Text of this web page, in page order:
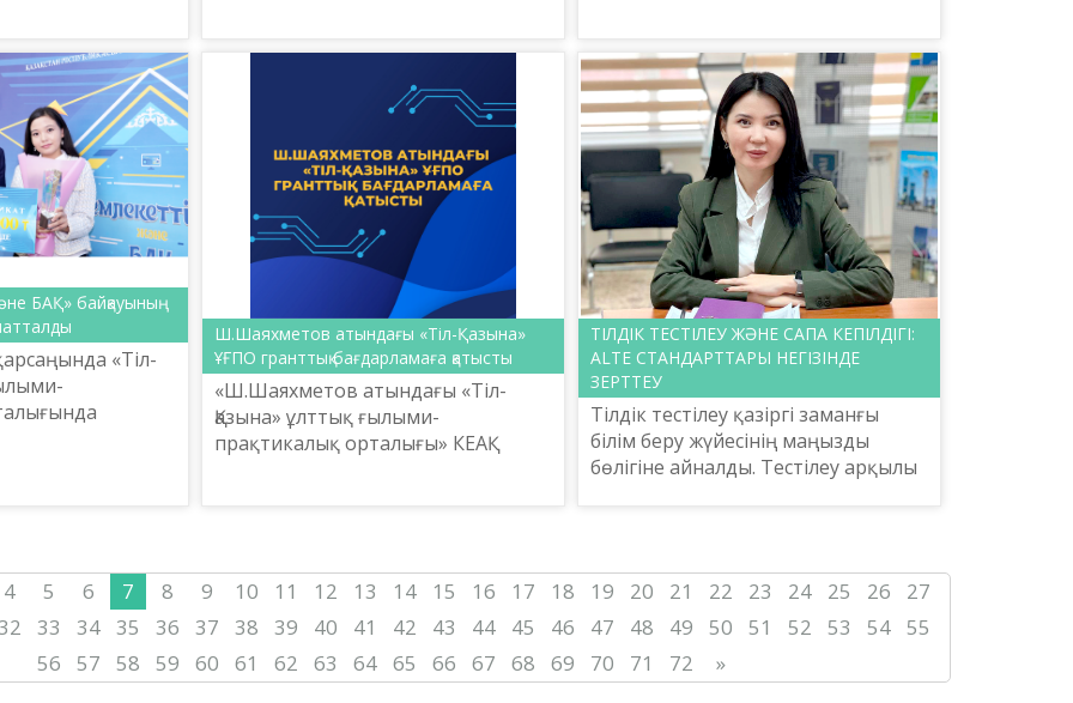
күні
«Тіл-Қазына» ұлттық ғылыми-
пркактикалық орталығының
ұйымдастыр...
БАҚ» байқауының
«Тіл-
Ш.Шаяхметов атындағы «Тіл-Қазына»
ҰҒПО гранттық бағдарламаға қатысты
«Ш.Шаяхметов атындағы «Тіл-
Қазына» ұлттық ғылыми-
прақтикалық орталығы» КЕАҚ
ТІЛДІК ТЕСТІЛЕУ ЖӘНЕ САПА КЕПІЛДІГІ:
ALTE СТАНДАРТТАРЫ НЕГІЗІНДЕ
ЗЕРТТЕУ
Тілдік тестілеу қазіргі заманғы
білім беру жүйесінің маңызды
бөлігіне айналды. Тестілеу арқылы
4 5 6 7 8 9 10 11 12 13 14 15 16 17 18 19 20 21 22 23 24 25 26
27
33 34 35 36 37 38 39 40 41 42 43 44 45 46 47 48 49 50 51 52 53 54 55
56
57 58 59 60 61 62 63 64 65 66 67 68 69 70 71 72 »